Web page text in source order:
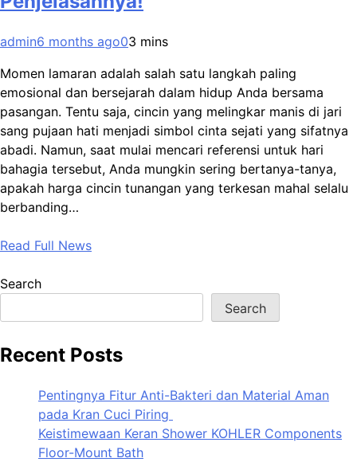
admin6 months ago03 mins
Momen lamaran adalah salah satu langkah paling
emosional dan bersejarah dalam hidup Anda bersama
pasangan. Tentu saja, cincin yang melingkar manis di jari
sang pujaan hati menjadi simbol cinta sejati yang sifatnya
abadi. Namun, saat mulai mencari referensi untuk hari
bahagia tersebut, Anda mungkin sering bertanya-tanya,
apakah harga cincin tunangan yang terkesan mahal selalu
berbanding…
Read Full News
Search
Search
Recent Posts
Pentingnya Fitur Anti-Bakteri dan Material Aman
pada Kran Cuci Piring
Keistimewaan Keran Shower KOHLER Components
Floor-Mount Bath